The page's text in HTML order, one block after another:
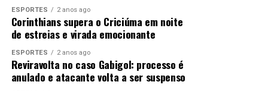
ESPORTES 2 anos ago
Corinthians supera o Criciúma em noite
de estreias e virada emocionante
ESPORTES 2 anos ago
Reviravolta no caso Gabigol: processo é
anulado e atacante volta a ser suspenso